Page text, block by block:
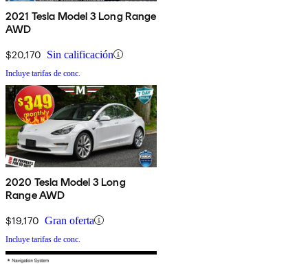
2021 Tesla Model 3 Long Range
AWD
$20,170 Sin calificación
Incluye tarifas de conc.
2020 Tesla Model 3 Long
Range AWD
$19,170 Gran oferta
Incluye tarifas de conc.